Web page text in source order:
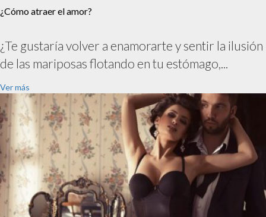
¿Cómo atraer el amor?
¿Te gustaría volver a enamorarte y sentir la ilusión
de las mariposas flotando en tu estómago,...
Ver más